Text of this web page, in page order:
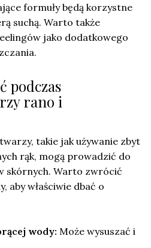
formuły będą korzystne
suchą. Warto także
jako dodatkowego
podczas
rano i
twarzy, takie jak używanie zbyt
rąk, mogą prowadzić do
skórnych. Warto zwrócić
aby właściwie dbać o
wody: Może wysuszać i